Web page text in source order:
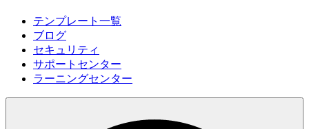
テンプレート一覧
ブログ
セキュリティ
サポートセンター
ラーニングセンター